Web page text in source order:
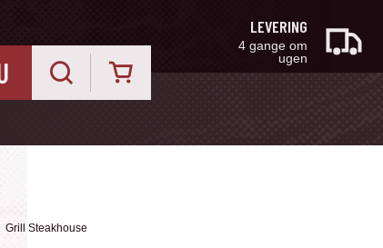
LEVERING
4 gange om
ugen
Grill Steakhouse